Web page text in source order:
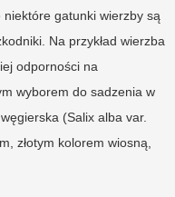
gatunki wierzby są
Na przykład wierzba
odporności na
wyborem do sadzenia w
(Salix alba var.
złotym kolorem wiosną,